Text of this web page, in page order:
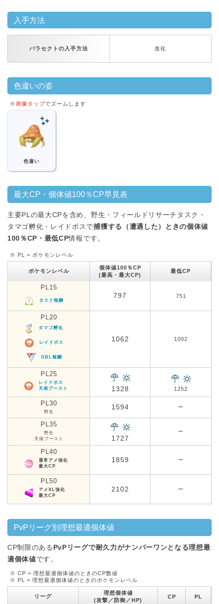
入手方法
パラセクトの入手方法 進化
色違いの姿
※画像タップでズームします
色違い
最大CP・個体値100％CP早見表
主要PLの最大CPを含め、野生・フィールドリサーチタスク・
タマゴ孵化・レイドボスで捕獲する（遭遇した）ときの個体値
100％CP・最低CP情報です。
※ PL = ポケモンレベル
ポケモンレベル
個体値100％CP
(最高・最大CP)
最低CP
PL15
タスク報酬
797 751
PL20
タマゴ孵化
レイドボス
GBL報酬
1062 1002
PL25
レイドボス
天候ブースト
1328 1252
PL30
野生
1594 ー
PL35
野生
天候ブースト
1727
ー
PL40
通常アメ強化
最大CP
1859 ー
PL50
アメXL強化
最大CP
2102 ー
PvPリーグ別理想最適個体値
CP制限のある PvPリーグで耐久力がナンバーワンとなる理想最
適個体値です。
※ CP = 理想最適個体値のときのCP数値
※ PL = 理想最適個体値のときのポケモンレベル
リーグ
理想個体値
(攻撃／防御／HP)
CP PL